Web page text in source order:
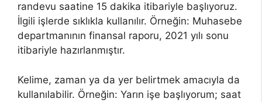
randevu saatine 15 dakika itibariyle başlıyoruz.
İlgili işlerde sıklıkla kullanılır. Örneğin: Muhasebe
departmanının finansal raporu, 2021 yılı sonu
itibariyle hazırlanmıştır.
Kelime, zaman ya da yer belirtmek amacıyla da
kullanılabilir. Örneğin: Yarın işe başlıyorum; saat